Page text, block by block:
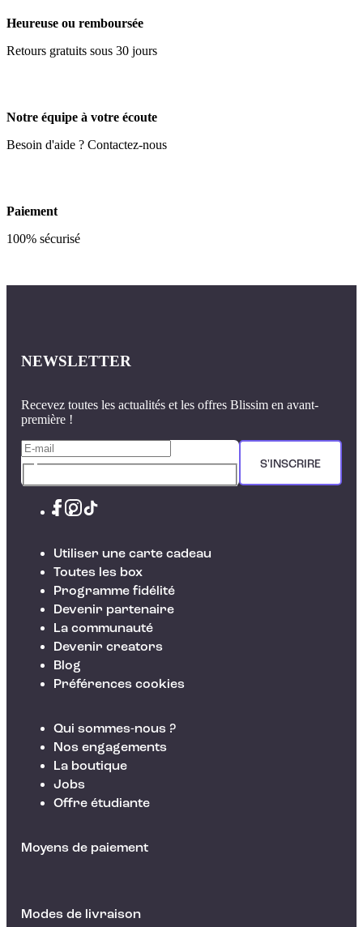
Heureuse ou remboursée
Retours gratuits sous 30 jours
Notre équipe à votre écoute
Besoin d'aide ? Contactez-nous
Paiement
100% sécurisé
NEWSLETTER
Recevez toutes les actualités et les offres Blissim en avant-
première !
S'INSCRIRE
Utiliser une carte cadeau
Toutes les box
Programme fidélité
Devenir partenaire
La communauté
Devenir creators
Blog
Préférences cookies
Qui sommes-nous ?
Nos engagements
La boutique
Jobs
Offre étudiante
Moyens de paiement
Modes de livraison